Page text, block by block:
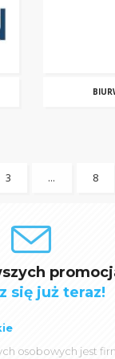
3 … 8
się już teraz!
osobowych jest